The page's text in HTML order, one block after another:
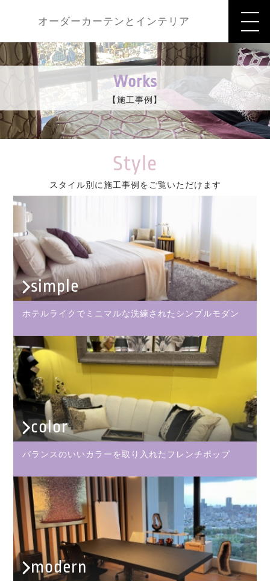
オーダーカーテンとインテリア
Works
【施工事例】
Style
スタイル別に施工事例をご覧いただけます
simple
ホテルライクでミニマルな洗練されたシンプルモダン
color
バランスのいいカラーを取り入れたフレンチポップ
modern